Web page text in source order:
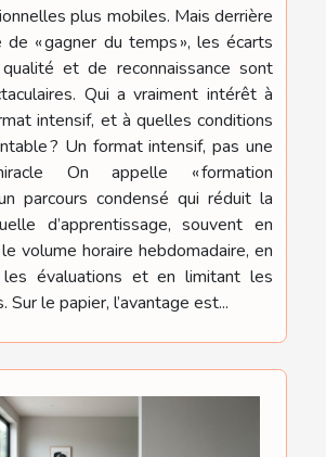
plus mobiles. Mais derrière
« gagner du temps », les écarts
et de reconnaissance sont
Qui a vraiment intérêt à
intensif, et à quelles conditions
? Un format intensif, pas une
On appelle « formation
parcours condensé qui réduit la
d’apprentissage, souvent en
volume horaire hebdomadaire, en
les évaluations et en limitant les
le papier, l’avantage est...